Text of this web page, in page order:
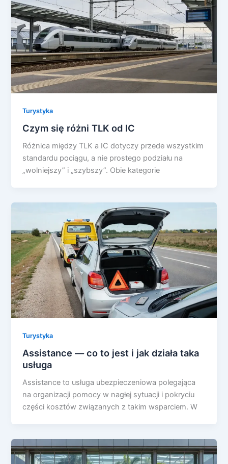
Turystyka
Czym się różni TLK od IC
Różnica między TLK a IC dotyczy przede wszystkim
standardu pociągu, a nie prostego podziału na
„wolniejszy” i „szybszy”. Obie kategorie
Turystyka
Assistance — co to jest i jak działa taka
usługa
Assistance to usługa ubezpieczeniowa polegająca
na organizacji pomocy w nagłej sytuacji i pokryciu
części kosztów związanych z takim wsparciem. W